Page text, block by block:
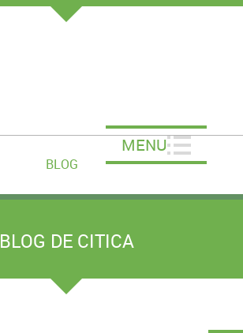
BLOG
MENU
BLOG DE CITICA